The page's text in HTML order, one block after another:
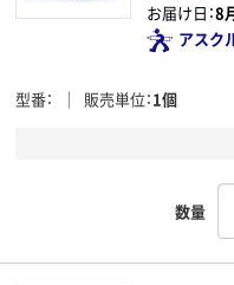
お届け日：8
アスク
型番 販売単位 1個
数量